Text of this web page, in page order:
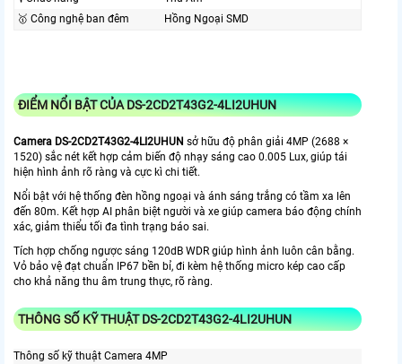
🥇️ Công nghệ ban đêm
Hồng Ngoại SMD
ĐIỂM NỔI BẬT CỦA DS-2CD2T43G2-4LI2UHUN
Camera DS-2CD2T43G2-4LI2UHUN sở hữu độ phân giải 4MP (2688 ×
1520) sắc nét kết hợp cảm biến độ nhạy sáng cao 0.005 Lux, giúp tái
hiện hình ảnh rõ ràng và cực kì chi tiết.
Nổi bật với hệ thống đèn hồng ngoại và ánh sáng trắng có tầm xa lên
đến 80m. Kết hợp AI phân biệt người và xe giúp camera báo động chính
xác, giảm thiểu tối đa tình trạng báo sai.
Tích hợp chống ngược sáng 120dB WDR giúp hình ảnh luôn cân bằng.
Vỏ bảo vệ đạt chuẩn IP67 bền bỉ, đi kèm hệ thống micro kép cao cấp
cho khả năng thu âm trung thực, rõ ràng.
THÔNG SỐ KỸ THUẬT DS-2CD2T43G2-4LI2UHUN
Thông số kỹ thuật Camera 4MP